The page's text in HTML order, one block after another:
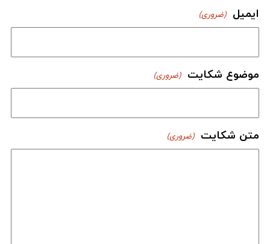
ایمیل (ضروری)
موضوع شکایت (ضروری)
متن شکایت (ضروری)